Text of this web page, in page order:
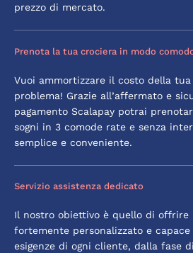
prezzo di mercato.
Prenota la tua crociera in modo
Vuoi ammortizzare il costo della tua
problema! Grazie all’affermato e
pagamento Scalapay potrai
sogni in 3 comode rate e senza
semplice e conveniente.
Servizio assistenza dedicato
Il nostro obiettivo è quello di offrire
fortemente personalizzato e
esigenze di ogni cliente, dalla fase